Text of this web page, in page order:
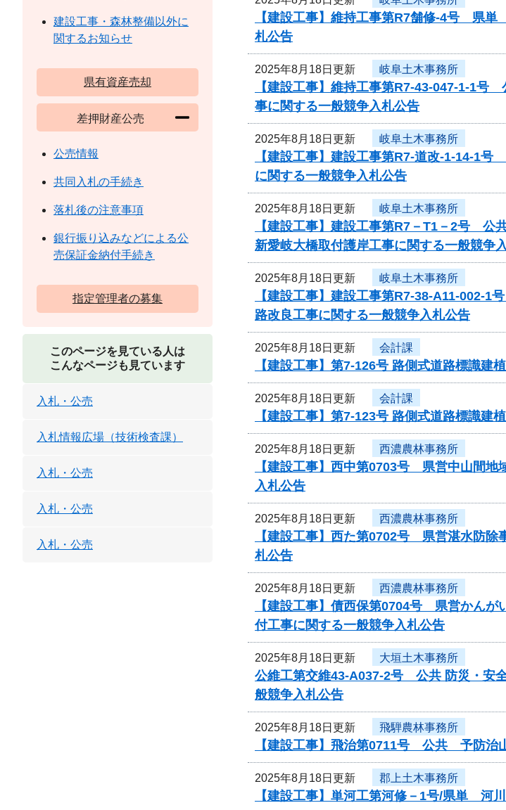
【建設工事】維持工事第R7舗修-4号 県
札公告
2025年8月18日更新 岐阜土木事務所
【建設工事】維持工事第R7-43-047-1-1
事に関する一般競争入札公告
2025年8月18日更新 岐阜土木事務所
【建設工事】建設工事第R7-道改-1-14-1
に関する一般競争入札公告
2025年8月18日更新 岐阜土木事務所
【建設工事】建設工事第R7－T1－2号 公
新愛岐大橋取付護岸工事に関する一般競争
2025年8月18日更新 岐阜土木事務所
【建設工事】建設工事第R7-38-A11-002-
路改良工事に関する一般競争入札公告
2025年8月18日更新 会計課
【建設工事】第7-126号 路側式道路標識建
2025年8月18日更新 会計課
【建設工事】第7-123号 路側式道路標識建
2025年8月18日更新 西濃農林事務所
【建設工事】西中第0703号 県営中山間
入札公告
2025年8月18日更新 西濃農林事務所
【建設工事】西た第0702号 県営湛水防
札公告
2025年8月18日更新 西濃農林事務所
【建設工事】債西保第0704号 県営かん
付工事に関する一般競争入札公告
2025年8月18日更新 大垣土木事務所
公維工第交維43-A037-2号 公共 防災・安
般競争入札公告
2025年8月18日更新 飛騨農林事務所
【建設工事】飛治第0711号 公共 予防治
2025年8月18日更新 郡上土木事務所
【建設工事】単河工第河修－1号/県単 河
建設工事・森林整備以外に
関するお知らせ
県有資産売却
差押財産公売
公売情報
共同入札の手続き
落札後の注意事項
銀行振り込みなどによる公
売保証金納付手続き
指定管理者の募集
このページを見ている人は
こんなページも見ています
入札・公売
入札情報広場（技術検査課）
入札・公売
入札・公売
入札・公売